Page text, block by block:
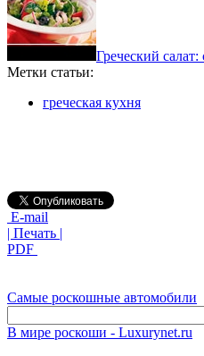
Греческий
Метки статьи:
греческая кухня
E-mail
| Печать |
PDF
Самые роскошные автомобили
В мире роскоши - Luxurynet.ru